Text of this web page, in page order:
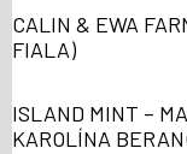
CALIN & EWA
FIALA)
ISLAND MINT –
KAROLÍNA